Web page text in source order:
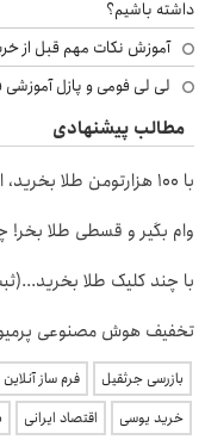
داشته باشیم؟
آموزش نکات مهم قبل از
لی لی فومی و پازل
مطالب پیشنهادی
با ۱۰۰ هزارتومن طلا بخرید، اون هم قسطی
وام بگیر و قسطی طلا بخر!
با چند کلیک طلا
تخفیف هوش مصنوعی
بازرسی جرثقیل فرم ساز آنلاین
خرید یوسی
اقتصاد ایرانی